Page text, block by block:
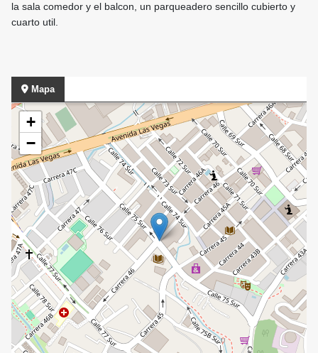
la sala comedor y el balcon, un parqueadero sencillo cubierto y
cuarto util.
Mapa
+
−